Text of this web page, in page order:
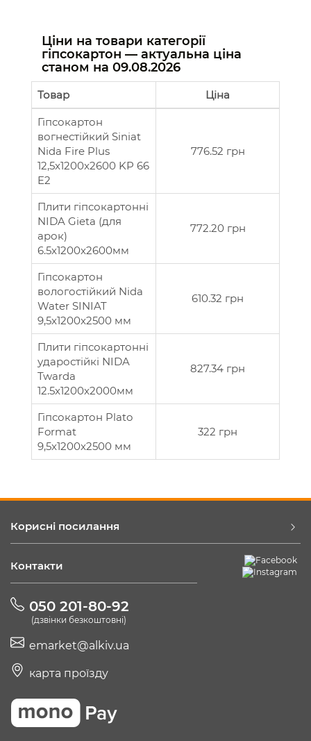
Ціни на товари категорії
гіпсокартон — актуальна ціна
станом на 09.08.2026
Товар Ціна
Гіпсокартон
вогнестійкий Siniat
Nida Fire Plus
12,5x1200x2600 KP 66
E2
776.52 грн
Плити гіпсокартонні
NIDA Gieta (для
арок)
6.5x1200x2600мм
772.20 грн
Гіпсокартон
вологостійкий Nida
Water SINIAT
9,5x1200x2500 мм
610.32 грн
Плити гіпсокартонні
ударостійкі NIDA
Twarda
12.5x1200x2000мм
827.34 грн
Гіпсокартон Plato
Format
9,5x1200x2500 мм
322 грн
Корисні посилання
Контакти
050 201-80-92
(дзвінки безкоштовні)
emarket@alkiv.ua
карта проїзду